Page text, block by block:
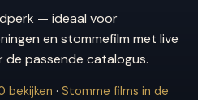
— ideaal voor
en stommefilm met live
de passende catalogus.
bekijken · Stomme films in de